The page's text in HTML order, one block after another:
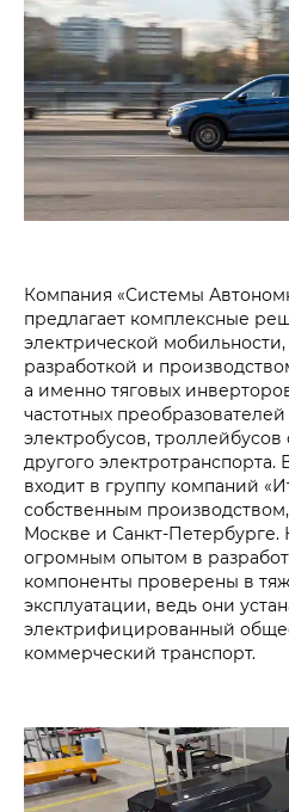
Компания «Системы
предлагает комплексные
электрической
разработкой и
а именно тяговых
частотных
электробусов,
другого
входит в группу компаний
собственным
Москве и Санкт-Петербурге.
огромным опытом в
компоненты проверены в
эксплуатации, ведь они
электрифицированный
коммерческий транспорт.